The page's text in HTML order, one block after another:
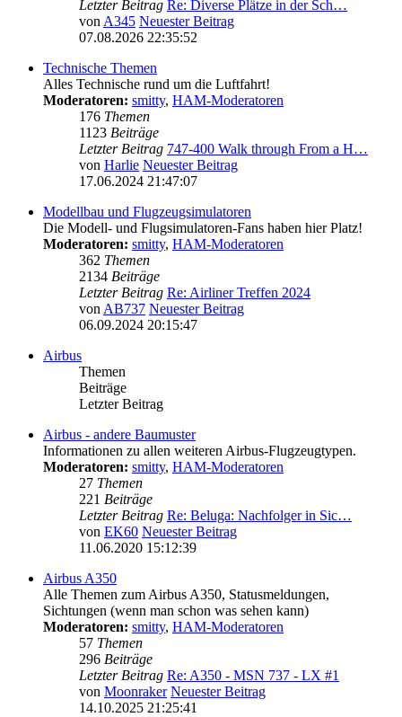
Letzter Beitrag Re: Diverse Plätze in der Sch…
vonA345 Neuester Beitrag
07.08.2026 22:35:52
Technische Themen
Alles Technische rund um die Luftfahrt!
Moderatoren: smitty, HAM-Moderatoren
176 Themen
1123 Beiträge
Letzter Beitrag 747-400 Walk through From a H…
von Harlie Neuester Beitrag
17.06.2024 21:47:07
Modellbau und Flugzeugsimulatoren
Die Modell- und Flugsimulatoren-Fans haben hier Platz!
Moderatoren: smitty, HAM-Moderatoren
362 Themen
2134 Beiträge
Letzter Beitrag Re: Airliner Treffen 2024
vonAB737 Neuester Beitrag
06.09.2024 20:15:47
Airbus
Themen
Beiträge
Letzter Beitrag
Airbus - andere Baumuster
Informationen zu allen weiteren Airbus-Flugzeugtypen.
Moderatoren: smitty, HAM-Moderatoren
27 Themen
221 Beiträge
Letzter Beitrag Re: Beluga: Nachfolger in Sic…
von EK60 Neuester Beitrag
11.06.2020 15:12:39
Airbus A350
Alle Themen zum Airbus A350, Statusmeldungen,
Sichtungen (wenn man schon was sehen kann)
Moderatoren: smitty, HAM-Moderatoren
57 Themen
296 Beiträge
Letzter Beitrag Re: A350 - MSN 737 - LX #1
von Moonraker Neuester Beitrag
14.10.2025 21:25:41